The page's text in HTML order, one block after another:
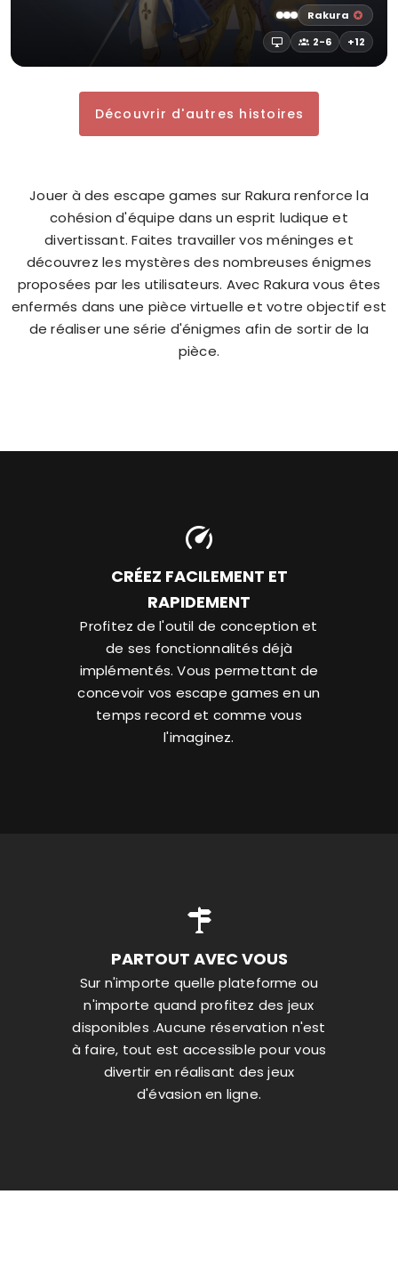
Rakura
2-6
+12
Découvrir d'autres histoires
Jouer à des escape games sur Rakura renforce la
cohésion d'équipe dans un esprit ludique et
divertissant. Faites travailler vos méninges et
découvrez les mystères des nombreuses énigmes
proposées par les utilisateurs. Avec Rakura vous êtes
enfermés dans une pièce virtuelle et votre objectif est
de réaliser une série d'énigmes afin de sortir de la
pièce.
CRÉEZ FACILEMENT ET
RAPIDEMENT
Profitez de l'outil de conception et
de ses fonctionnalités déjà
implémentés. Vous permettant de
concevoir vos escape games en un
temps record et comme vous
l'imaginez.
PARTOUT AVEC VOUS
Sur n'importe quelle plateforme ou
n'importe quand profitez des jeux
disponibles .Aucune réservation n'est
à faire, tout est accessible pour vous
divertir en réalisant des jeux
d'évasion en ligne.